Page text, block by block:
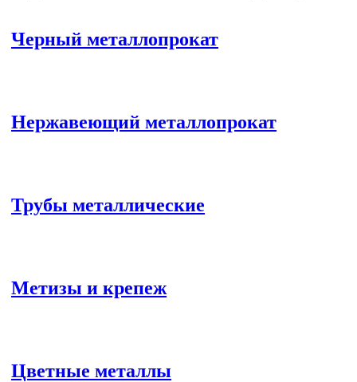
Черный металлопрокат
Нержавеющий металлопрокат
Трубы металлические
Метизы и крепеж
Цветные металлы